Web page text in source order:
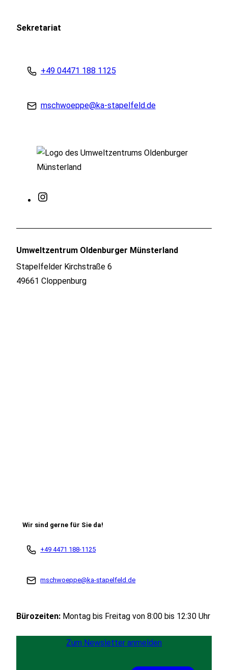
Sekretariat
+49 04471 188 1125
mschwoeppe@ka-stapelfeld.de
Umweltzentrum Oldenburger Münsterland
Stapelfelder Kirchstraße 6
49661 Cloppenburg
Wir sind gerne für Sie da!
+49 4471 188-1125
mschwoeppe@ka-stapelfeld.de
Bürozeiten: Montag bis Freitag von 8:00 bis 12:30 Uhr
Zum Newsletter anmelden